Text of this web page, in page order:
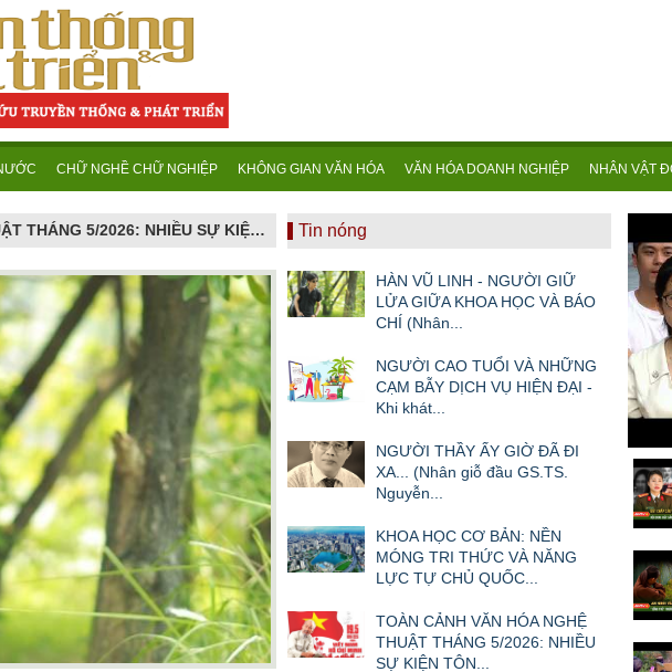
CHỮ NGHỀ CHỮ NGHIỆP KHÔNG GIAN VĂN HÓA VĂN HÓA DOANH NGHIỆP NHÂN VẬT
NGƯỜI CAO TUỔI VÀ NHỮNG CẠM BẪY DỊCH VỤ HIỆN ĐẠI - Khi khát vọng sống vui ở tuổi già bị dẫn dụ vào mê cung hợp đồng kỳ nghỉ Tin nóng
HÀN VŨ LINH - NGƯỜI GIỮ
LỬA GIỮA KHOA HỌC VÀ BÁO
CHÍ (Nhân...
NGƯỜI CAO TUỔI VÀ NHỮNG
CẠM BẪY DỊCH VỤ HIỆN ĐẠI -
Khi khát...
NGƯỜI THẦY ẤY GIỜ ĐÃ ĐI
XA... (Nhân giỗ đầu GS.TS.
Nguyễn...
KHOA HỌC CƠ BẢN: NỀN
MÓNG TRI THỨC VÀ NĂNG
LỰC TỰ CHỦ QUỐC...
TOÀN CẢNH VĂN HÓA NGHỆ
THUẬT THÁNG 5/2026: NHIỀU
SỰ KIỆN TÔN...